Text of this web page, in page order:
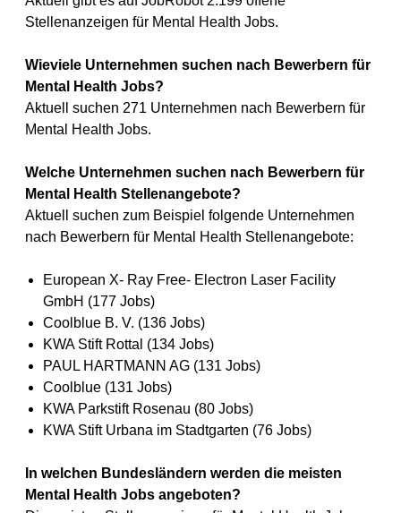
Stellenanzeigen für Mental Health Jobs.
Wieviele Unternehmen suchen nach Bewerbern für
Mental Health Jobs?
Aktuell suchen 271 Unternehmen nach Bewerbern für
Mental Health Jobs.
Welche Unternehmen suchen nach Bewerbern für
Mental Health Stellenangebote?
Aktuell suchen zum Beispiel folgende Unternehmen
nach Bewerbern für Mental Health Stellenangebote:
European X- Ray Free- Electron Laser Facility
GmbH (177 Jobs)
Coolblue B. V. (136 Jobs)
KWA Stift Rottal (134 Jobs)
PAUL HARTMANN AG (131 Jobs)
Coolblue (131 Jobs)
KWA Parkstift Rosenau (80 Jobs)
KWA Stift Urbana im Stadtgarten (76 Jobs)
In welchen Bundesländern werden die meisten
Mental Health Jobs angeboten?